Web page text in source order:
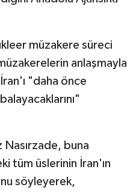
müzakere süreci
anlaşmayla
"daha önce
Nasırzade, buna
tüm üslerinin İran'ın
söyleyerek,